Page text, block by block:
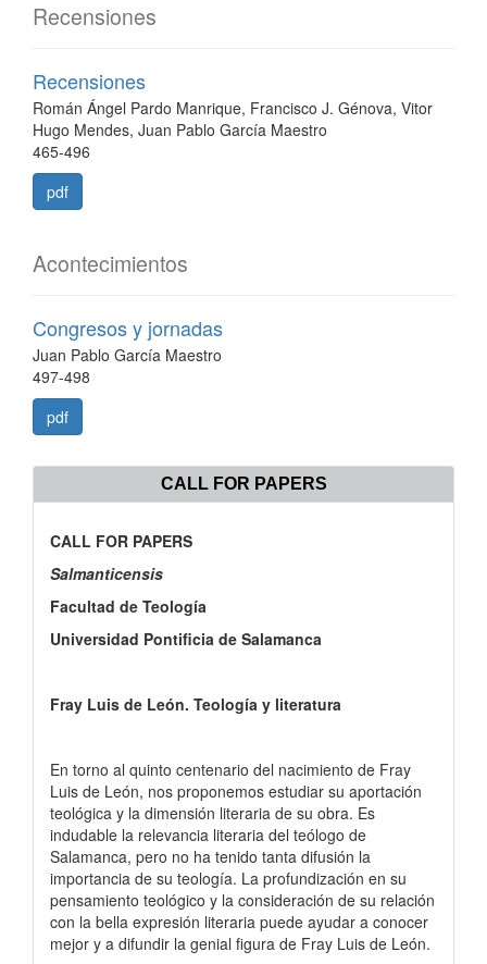
Recensiones
Recensiones
Román Ángel Pardo Manrique, Francisco J. Génova, Vitor
Hugo Mendes, Juan Pablo García Maestro
465-496
pdf
Acontecimientos
Congresos y jornadas
Juan Pablo García Maestro
497-498
pdf
CALL FOR PAPERS
CALL FOR PAPERS
Salmanticensis
Facultad de Teología
Universidad Pontificia de Salamanca
Fray Luis de León. Teología y literatura
En torno al quinto centenario del nacimiento de Fray
Luis de León, nos proponemos estudiar su aportación
teológica y la dimensión literaria de su obra. Es
indudable la relevancia literaria del teólogo de
Salamanca, pero no ha tenido tanta difusión la
importancia de su teología. La profundización en su
pensamiento teológico y la consideración de su relación
con la bella expresión literaria puede ayudar a conocer
mejor y a difundir la genial figura de Fray Luis de León.